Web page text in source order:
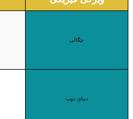
چگالی
دمای ذوب